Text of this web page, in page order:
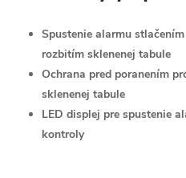
Spustenie alarmu
rozbitím sklenenej tabule
Ochrana pred poranením
sklenenej tabule
LED displej pre spustenie
kontroly